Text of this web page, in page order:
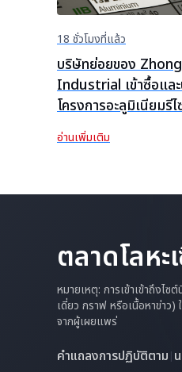
18 ชั่วโมงที่แล้ว
บริษัทย่อยของ
Industrial เข้าซื้อแล
โครงการอะลูมิเนียมรี
33.2 ล้านหยวน
อ่านเพิ่มเติม
ตลาดโลหะ
หมายเหตุ: การเข้าเข้าถึงไซ
เดี่ยว กราฟ หรือเนื้อหาข่าว
จากผู้เผยแพร่
คำแถลงการปฏิบัติตาม |